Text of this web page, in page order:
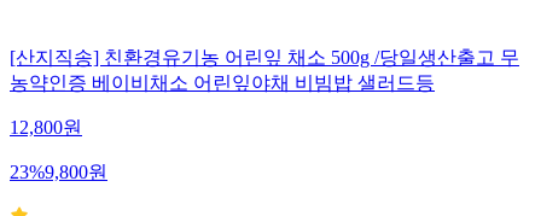
[산지직송] 친환경유기농 어린잎 채소 500g /당일생산출고 무
농약인증 베이비채소 어린잎야채 비빔밥 샐러드등
12,800원
23%9,800원